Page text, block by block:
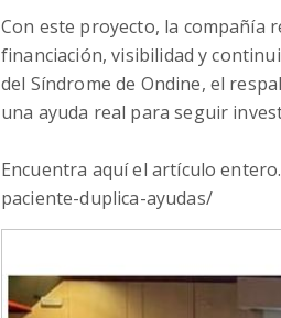
Con este proyecto, la compañía
financiación, visibilidad y
del Síndrome de Ondine, el
una ayuda real para seguir
Encuentra aquí el artículo
paciente-duplica-ayudas/